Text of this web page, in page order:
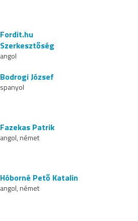
Fordit.hu
Szerkesztőség
angol
Bodrogi József
spanyol
Fazekas Patrik
angol, német
Hóborné Pető Katalin
angol, német